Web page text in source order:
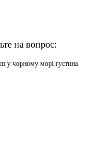
на вопрос:
у чорному морі густина